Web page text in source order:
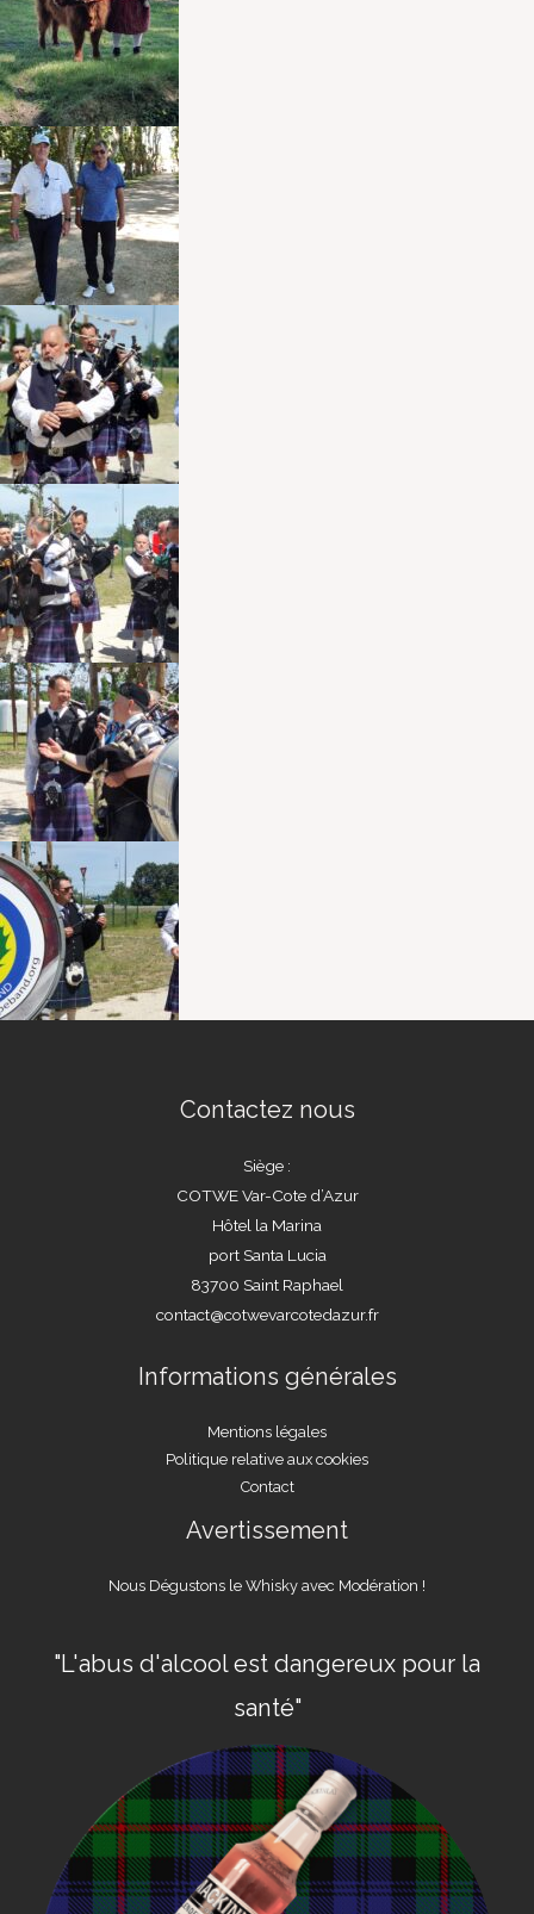
Contactez nous
Siège :
COTWE Var-Cote d’Azur
Hôtel la Marina
port Santa Lucia
83700 Saint Raphael
contact@cotwevarcotedazur.fr
Informations générales
Mentions légales
Politique relative aux cookies
Contact
Avertissement
Nous Dégustons le Whisky avec Modération !
"L'abus d'alcool est dangereux pour la
santé"